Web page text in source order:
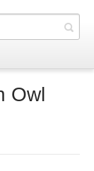
Owl